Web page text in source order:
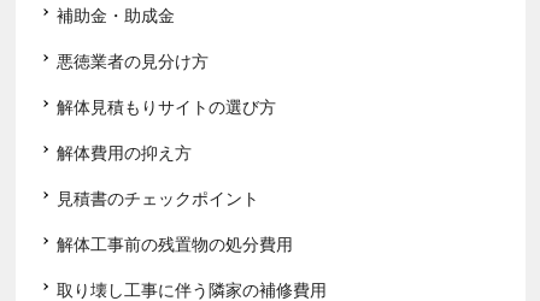
補助金・助成金
悪徳業者の見分け方
解体見積もりサイトの選び方
解体費用の抑え方
見積書のチェックポイント
解体工事前の残置物の処分費用
取り壊し工事に伴う隣家の補修費用